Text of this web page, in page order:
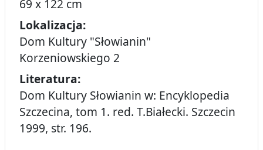
69 x 122 cm
Lokalizacja:
Dom Kultury "Słowianin"
Korzeniowskiego 2
Literatura:
Dom Kultury Słowianin w: Encyklopedia
Szczecina, tom 1. red. T.Białecki. Szczecin
1999, str. 196.